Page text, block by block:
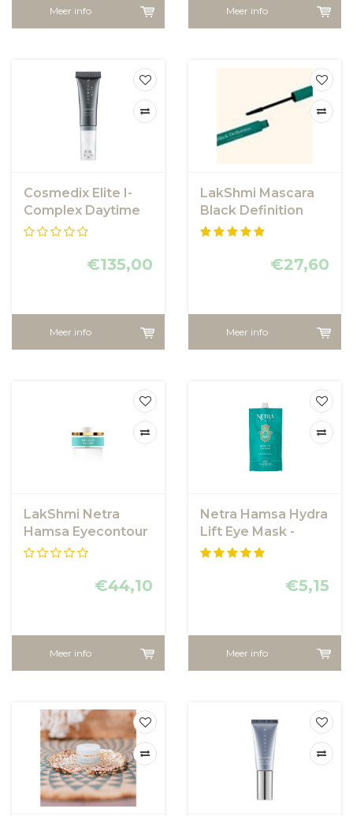
Meer info Meer info
Cosmedix Elite I-
Complex Daytime
Eye Treatment
€135,00
Meer info
LakShmi Mascara
Black Definition
€27,60
Meer info
LakShmi Netra
Hamsa Eyecontour
Midnight Butter -
€44,10
Meer info
Netra Hamsa Hydra
Lift Eye Mask -
LakShmi
€5,15
Meer info